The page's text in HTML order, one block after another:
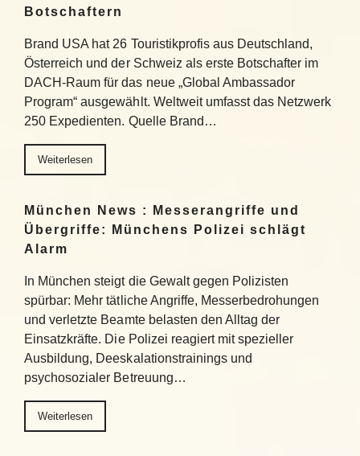
Botschaftern
Brand USA hat 26 Touristikprofis aus Deutschland,
Österreich und der Schweiz als erste Botschafter im
DACH-Raum für das neue „Global Ambassador
Program“ ausgewählt. Weltweit umfasst das Netzwerk
250 Expedienten. Quelle Brand…
Weiterlesen
München News : Messerangriffe und
Übergriffe: Münchens Polizei schlägt
Alarm
In München steigt die Gewalt gegen Polizisten
spürbar: Mehr tätliche Angriffe, Messerbedrohungen
und verletzte Beamte belasten den Alltag der
Einsatzkräfte. Die Polizei reagiert mit spezieller
Ausbildung, Deeskalationstrainings und
psychosozialer Betreuung…
Weiterlesen